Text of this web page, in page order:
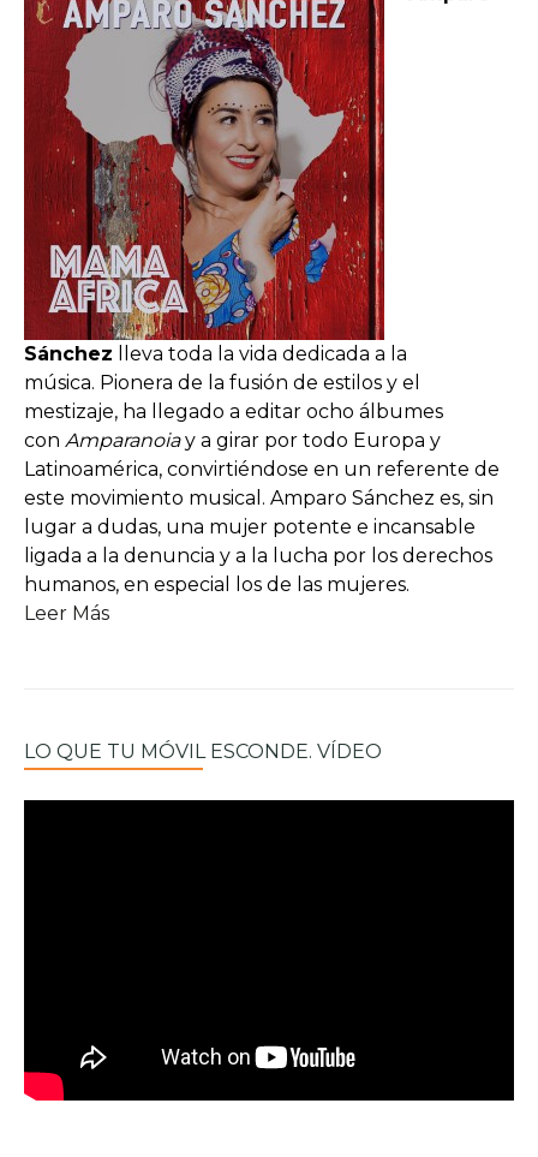
Sánchez lleva toda la vida dedicada a la
música. Pionera de la fusión de estilos y el
mestizaje, ha llegado a editar ocho álbumes
con Amparanoiay a girar por todo Europa y
Latinoamérica, convirtiéndose en un referente de
este movimiento musical. Amparo Sánchez es, sin
lugar a dudas, una mujer potente e incansable
ligada a la denuncia y a la lucha por los derechos
humanos, en especial los de las mujeres.
Leer Más
LO QUE TU MÓVIL ESCONDE. VÍDEO